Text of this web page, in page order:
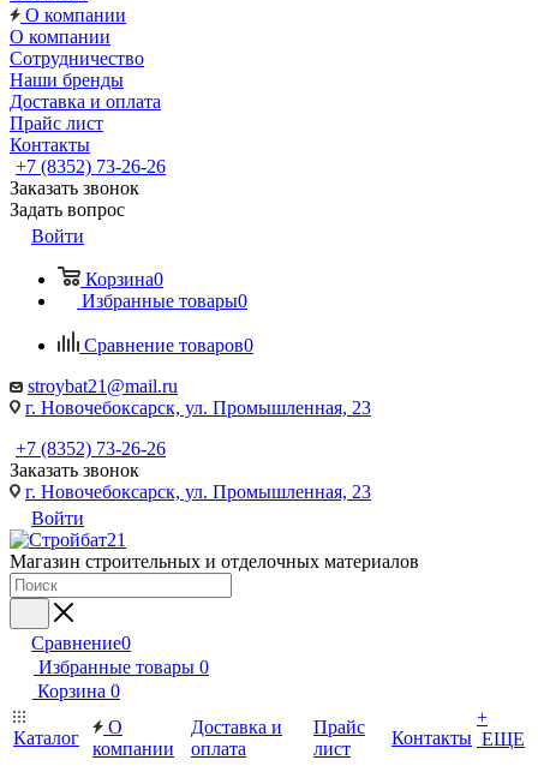
О компании
О компании
Сотрудничество
Наши бренды
Доставка и оплата
Прайс лист
Контакты
+7 (8352) 73-26-26
Заказать звонок
Задать вопрос
Войти
Корзина0
Избранные товары0
Сравнение товаров0
stroybat21@mail.ru
г. Новочебоксарск, ул. Промышленная, 23
+7 (8352) 73-26-26
Заказать звонок
г. Новочебоксарск, ул. Промышленная, 23
Войти
Магазин строительных и отделочных материалов
Сравнение0
Избранные товары 0
Корзина 0
Каталог
О
компании
Доставка и
оплата
Прайс
лист
Контакты
+
ЕЩЕ